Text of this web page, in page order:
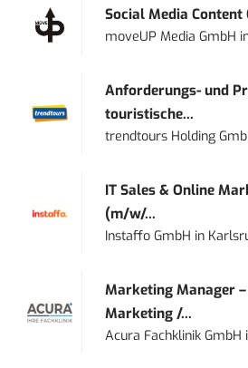
Social Media
moveUP Media GmbH
Anforderungs- und
touristische...
trendtours Holding
IT Sales & Online
(m/w/...
Instaffo GmbH in
Marketing Manager
Marketing /...
Acura Fachklinik GmbH